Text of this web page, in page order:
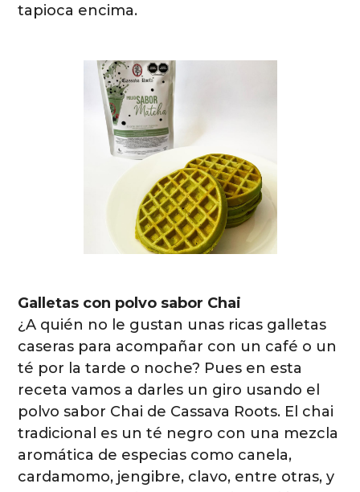
tapioca encima.
Galletas con polvo sabor Chai
¿A quién no le gustan unas ricas galletas
caseras para acompañar con un café o un
té por la tarde o noche? Pues en esta
receta vamos a darles un giro usando el
polvo sabor Chai de Cassava Roots. El chai
tradicional es un té negro con una mezcla
aromática de especias como canela,
cardamomo, jengibre, clavo, entre otras, y